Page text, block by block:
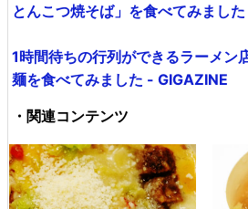
とんこつ焼そば」を食べてみまし
1時間待ちの行列ができるラーメン
麺を食べてみました - GIGAZINE
・関連コンテンツ